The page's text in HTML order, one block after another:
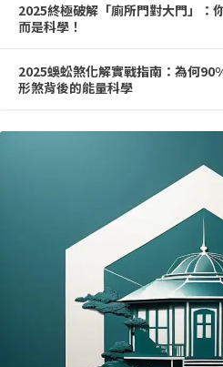
2025終極破解「廁所門對大門」：
而是科學！
2025蜈蚣煞化解實戰指南：為何
形煞背後的能量科學